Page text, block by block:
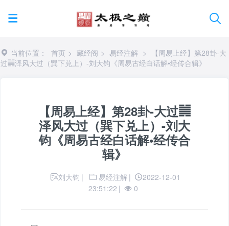
当前位置： 首页 > 藏经阁 > 易经注解 >
【周易上经】第28卦-大
过䷛泽风大过（巽下兑上）-刘大钧《周易古经白话解•经传合辑》
【周易上经】第28卦-大过䷛
泽风大过（巽下兑上）-刘大
钧《周易古经白话解•经传合
辑》
刘大钧 | 易经注解 |
2022-12-01
23:51:22 | 0